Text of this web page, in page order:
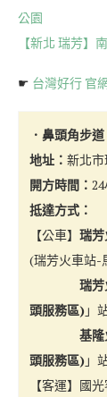
公園
【新北 瑞芳】
☛ 台灣好行 官
．鼻頭角步道
地址： 新北
開方時間：
抵達方式：
【公車】 瑞
(瑞芳火車站
瑞芳火
頭服務區)」
基隆火
頭服務區)」
【客運】國